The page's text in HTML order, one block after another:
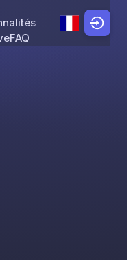
content
FAQ